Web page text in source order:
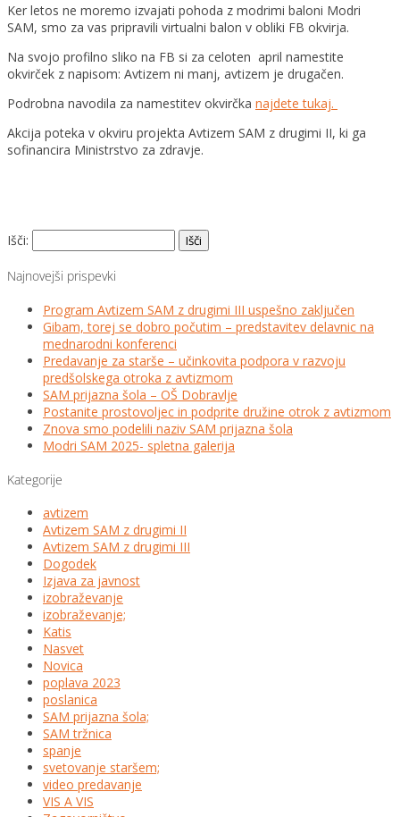
Ker letos ne moremo izvajati pohoda z modrimi baloni Modri
SAM, smo za vas pripravili virtualni balon v obliki FB okvirja.
Na svojo profilno sliko na FB si za celoten april namestite
okvirček z napisom: Avtizem ni manj, avtizem je drugačen.
Podrobna navodila za namestitev okvirčka najdete tukaj.
Akcija poteka v okviru projekta Avtizem SAM z drugimi II, ki ga
sofinancira Ministrstvo za zdravje.
Išči:
Najnovejši prispevki
Program Avtizem SAM z drugimi III uspešno zaključen
Gibam, torej se dobro počutim – predstavitev delavnic na
mednarodni konferenci
Predavanje za starše – učinkovita podpora v razvoju
predšolskega otroka z avtizmom
SAM prijazna šola – OŠ Dobravlje
Postanite prostovoljec in podprite družine otrok z avtizmom
Znova smo podelili naziv SAM prijazna šola
Modri SAM 2025- spletna galerija
Kategorije
avtizem
Avtizem SAM z drugimi II
Avtizem SAM z drugimi III
Dogodek
Izjava za javnost
izobraževanje
izobraževanje;
Katis
Nasvet
Novica
poplava 2023
poslanica
SAM prijazna šola;
SAM tržnica
spanje
svetovanje staršem;
video predavanje
VIS A VIS